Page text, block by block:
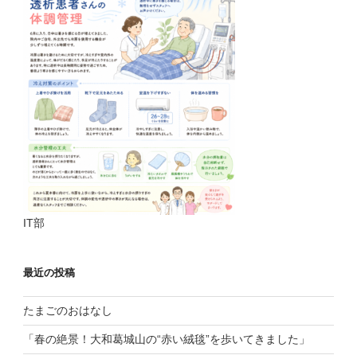
IT部
最近の投稿
たまごのおはなし
「春の絶景！大和葛城山の“赤い絨毯”を歩いてきました」